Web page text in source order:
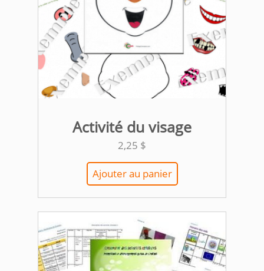
Activité du visage
2,25 $
Ajouter au panier